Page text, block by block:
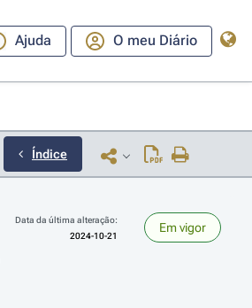
Ajuda O meu Diário
Índice
Data da última alteração:
2024-10-21
Em vigor